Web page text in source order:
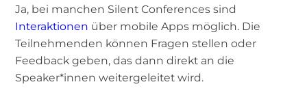
Ja, bei manchen Silent Conferences sind
Interaktionen über mobile Apps möglich. Die
Teilnehmenden können Fragen stellen oder
Feedback geben, das dann direkt an die
Speaker*innen weitergeleitet wird.